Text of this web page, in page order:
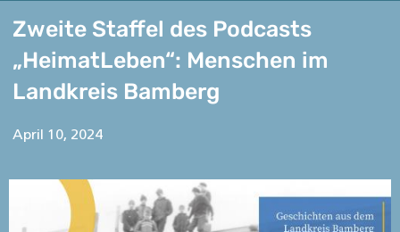
Zweite Staffel des Podcasts
„HeimatLeben“: Menschen im
Landkreis Bamberg
April 10, 2024